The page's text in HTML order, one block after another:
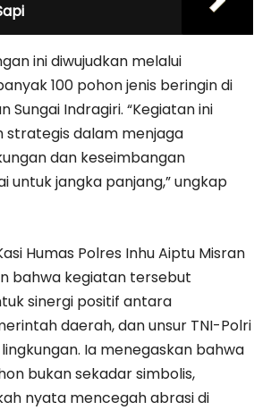
ini diwujudkan melalui
100 pohon jenis beringin di
Sungai Indragiri. “Kegiatan ini
strategis dalam menjaga
dan keseimbangan
untuk jangka panjang,” ungkap
Humas Polres Inhu Aiptu Misran
bahwa kegiatan tersebut
sinergi positif antara
daerah, dan unsur TNI-Polri
Ia menegaskan bahwa
bukan sekadar simbolis,
nyata mencegah abrasi di